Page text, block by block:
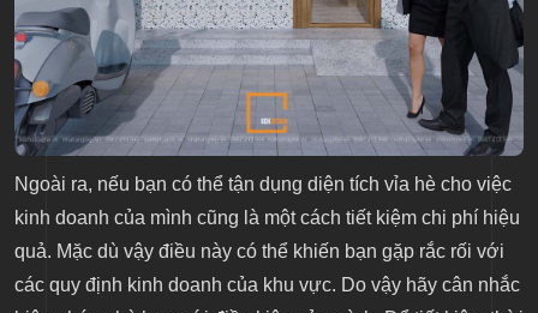
Ngoài ra, nếu bạn có thể tận dụng diện tích vỉa hè cho việc
kinh doanh của mình cũng là một cách tiết kiệm chi phí hiệu
quả. Mặc dù vậy điều này có thể khiến bạn gặp rắc rối với
các quy định kinh doanh của khu vực. Do vậy hãy cân nhắc